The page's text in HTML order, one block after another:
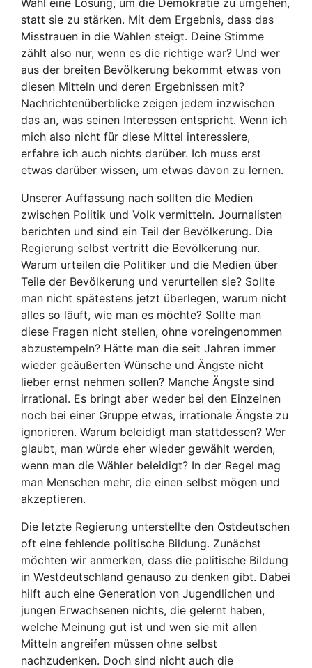
statt sie zu stärken. Mit dem Ergebnis, dass das
Misstrauen in die Wahlen steigt. Deine Stimme
zählt also nur, wenn es die richtige war? Und wer
aus der breiten Bevölkerung bekommt etwas von
diesen Mitteln und deren Ergebnissen mit?
Nachrichtenüberblicke zeigen jedem inzwischen
das an, was seinen Interessen entspricht. Wenn ich
mich also nicht für diese Mittel interessiere,
erfahre ich auch nichts darüber. Ich muss erst
etwas darüber wissen, um etwas davon zu lernen.
Unserer Auffassung nach sollten die Medien
zwischen Politik und Volk vermitteln. Journalisten
berichten und sind ein Teil der Bevölkerung. Die
Regierung selbst vertritt die Bevölkerung nur.
Warum urteilen die Politiker und die Medien über
Teile der Bevölkerung und verurteilen sie? Sollte
man nicht spätestens jetzt überlegen, warum nicht
alles so läuft, wie man es möchte? Sollte man
diese Fragen nicht stellen, ohne voreingenommen
abzustempeln? Hätte man die seit Jahren immer
wieder geäußerten Wünsche und Ängste nicht
lieber ernst nehmen sollen? Manche Ängste sind
irrational. Es bringt aber weder bei den Einzelnen
noch bei einer Gruppe etwas, irrationale Ängste zu
ignorieren. Warum beleidigt man stattdessen? Wer
glaubt, man würde eher wieder gewählt werden,
wenn man die Wähler beleidigt? In der Regel mag
man Menschen mehr, die einen selbst mögen und
akzeptieren.
Die letzte Regierung unterstellte den Ostdeutschen
oft eine fehlende politische Bildung. Zunächst
möchten wir anmerken, dass die politische Bildung
in Westdeutschland genauso zu denken gibt. Dabei
hilft auch eine Generation von Jugendlichen und
jungen Erwachsenen nichts, die gelernt haben,
welche Meinung gut ist und wen sie mit allen
Mitteln angreifen müssen ohne selbst
nachzudenken. Doch sind nicht auch die